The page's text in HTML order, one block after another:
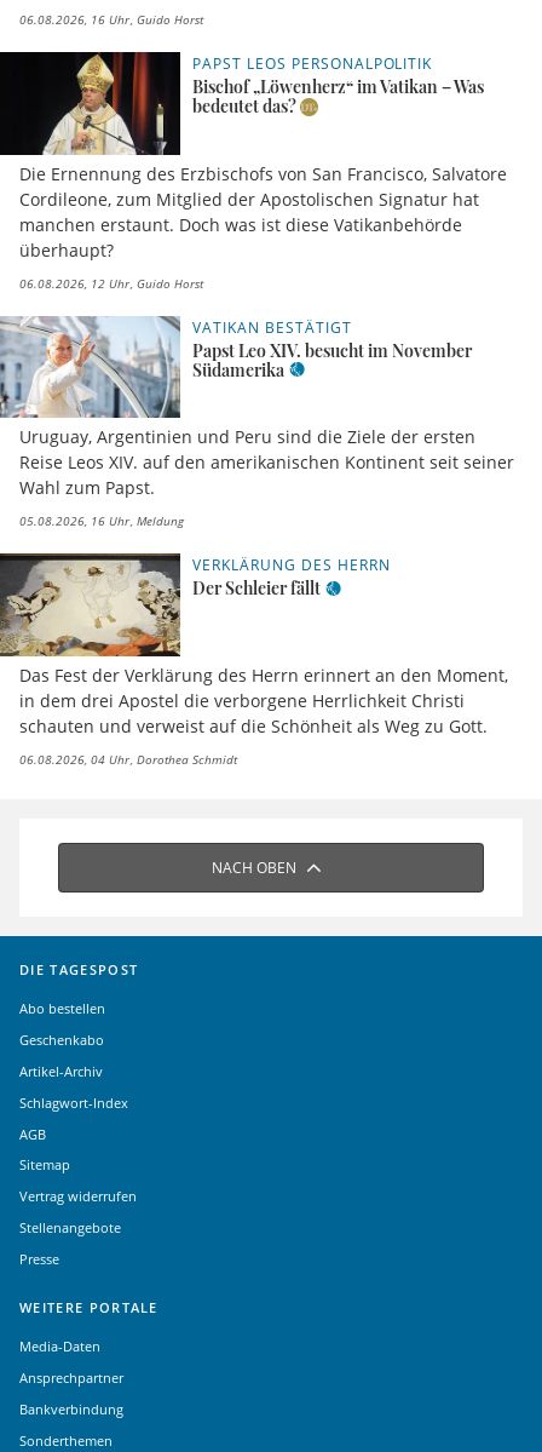
06.08.2026, 16 Uhr Guido Horst
PAPST LEOS PERSONALPOLITIK
Bischof „Löwenherz“ im Vatikan – Was
bedeutet das?
Die Ernennung des Erzbischofs von San Francisco, Salvatore
Cordileone, zum Mitglied der Apostolischen Signatur hat
manchen erstaunt. Doch was ist diese Vatikanbehörde
überhaupt?
06.08.2026, 12 Uhr Guido Horst
VATIKAN BESTÄTIGT
Papst Leo XIV. besucht im November
Südamerika
Uruguay, Argentinien und Peru sind die Ziele der ersten
Reise Leos XIV. auf den amerikanischen Kontinent seit seiner
Wahl zum Papst.
05.08.2026, 16 Uhr Meldung
VERKLÄRUNG DES HERRN
Der Schleier fällt
Das Fest der Verklärung des Herrn erinnert an den Moment,
in dem drei Apostel die verborgene Herrlichkeit Christi
schauten und verweist auf die Schönheit als Weg zu Gott.
06.08.2026, 04 Uhr Dorothea Schmidt
NACH OBEN
DIE TAGESPOST
Abo bestellen
Geschenkabo
Artikel-Archiv
Schlagwort-Index
AGB
Sitemap
Vertrag widerrufen
Stellenangebote
Presse
WEITERE PORTALE
Media-Daten
Ansprechpartner
Bankverbindung
Sonderthemen